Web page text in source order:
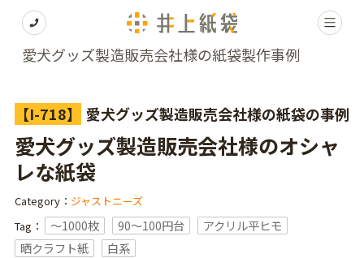
愛犬グッズ製造販売会社様の紙袋製作事例
【I-718】 愛犬グッズ製造販売会社様の紙袋の事例
愛犬グッズ製造販売会社様のオシャ
レな紙袋
Category： ジャストニーズ
Tag：
〜1000枚 90～100円台
アクリル平ヒモ
晒クラフト紙
白系